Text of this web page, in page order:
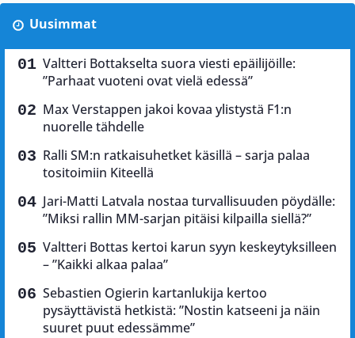
Uusimmat
Valtteri Bottakselta suora viesti epäilijöille:
”Parhaat vuoteni ovat vielä edessä”
Max Verstappen jakoi kovaa ylistystä F1:n
nuorelle tähdelle
Ralli SM:n ratkaisuhetket käsillä – sarja palaa
tositoimiin Kiteellä
Jari-Matti Latvala nostaa turvallisuuden pöydälle:
”Miksi rallin MM-sarjan pitäisi kilpailla siellä?”
Valtteri Bottas kertoi karun syyn keskeytyksilleen
– ”Kaikki alkaa palaa”
Sebastien Ogierin kartanlukija kertoo
pysäyttävistä hetkistä: ”Nostin katseeni ja näin
suuret puut edessämme”